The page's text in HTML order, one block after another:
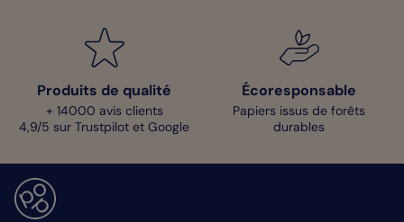
Produits de qualité
+ 14000 avis clients
4,9/5 sur Trustpilot et Google
Écoresponsable
Papiers issus de forêts
durables